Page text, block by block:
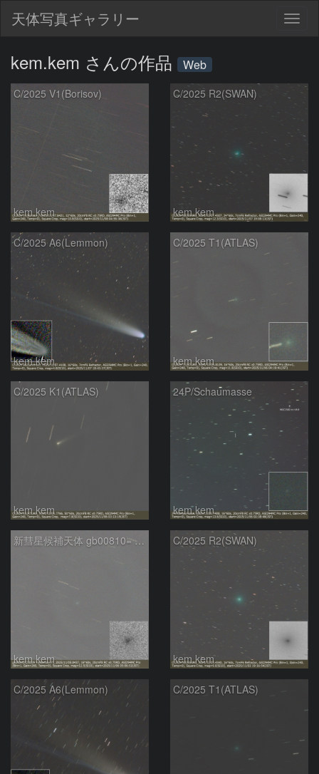
天体写真ギャラリー
kem.kem さんの作品 Web
C/2025 V1(Borisov)
kem.kem
C/2025 R2(SWAN)
kem.kem
C/2025 A6(Lemmon)
kem.kem
C/2025 T1(ATLAS)
kem.kem
C/2025 K1(ATLAS)
kem.kem
24P/Schaumasse
kem.kem
新彗星候補天体 gb00810= C/2025 V1(Borisov)
kem.kem
C/2025 R2(SWAN)
kem.kem
C/2025 A6(Lemmon) C/2025 T1(ATLAS)